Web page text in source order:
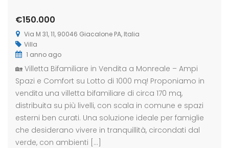
€150.000
Via M 31, 11, 90046 Giacalone PA, Italia
Villa
1 anno ago
🏡 Villetta Bifamiliare in Vendita a Monreale – Ampi
Spazi e Comfort su Lotto di 1000 mq! Proponiamo in
vendita una villetta bifamiliare di circa 170 mq,
distribuita su più livelli, con scala in comune e spazi
esterni ben curati. Una soluzione ideale per famiglie
che desiderano vivere in tranquillità, circondati dal
verde, con ambienti […]